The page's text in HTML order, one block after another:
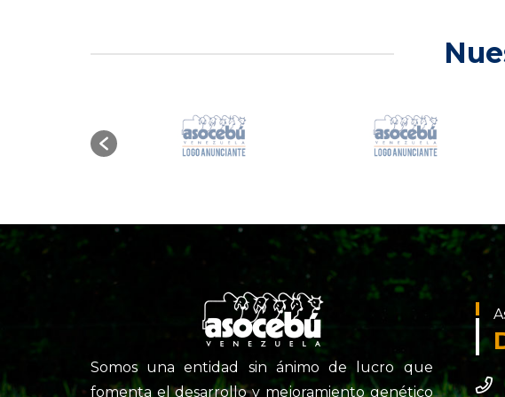
Somos una entidad sin ánimo de lucro que
fomenta el desarrollo y mejoramiento genético